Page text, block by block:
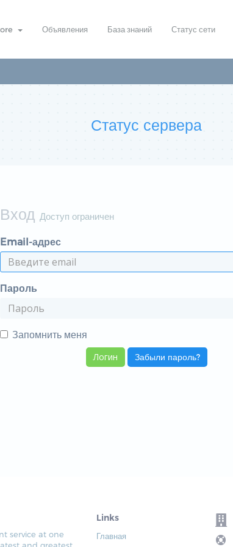
Объявления База знаний Статус сети
Статус сервера
Вход Доступ ограничен
Email-адрес
Пароль
Запомнить меня
Забыли пароль?
service at one
Links
Главная